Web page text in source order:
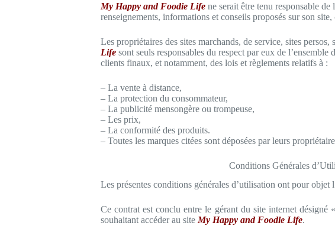
My Happy and Foodie Lifene serait être tenu responsable de
renseignements, informations et conseils proposés sur son
Les propriétaires des sites marchands, de service, sites
Lifesont seuls responsables du respect par eux de
clients finaux, et notamment, des lois et règlements relatifs à :
– La vente à distance,
– La protection du consommateur,
– La publicité mensongère ou trompeuse,
– Les prix,
– La conformité des produits.
– Toutes les marques citées sont déposées par leurs
Conditions Générales
Les présentes conditions générales d’utilisation ont pour
Ce contrat est conclu entre le gérant du site internet
souhaitant accéder au site My Happy and Foodie Life.